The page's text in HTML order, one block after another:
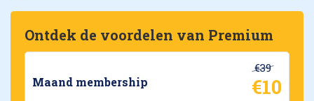
Ontdek de voordelen van Premium
Maand membership
€39
€10